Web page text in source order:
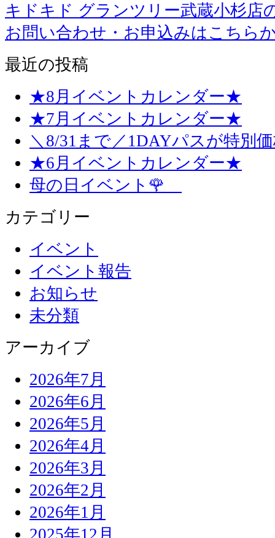
キドキド グランツリー武蔵小杉店
お問い合わせ・お申込みはこちら
最近の投稿
★8月イベントカレンダー★
★7月イベントカレンダー★
＼8/31まで／1DAYパスが特別
★6月イベントカレンダー★
母の日イベント🌹
カテゴリー
イベント
イベント報告
お知らせ
未分類
アーカイブ
2026年7月
2026年6月
2026年5月
2026年4月
2026年3月
2026年2月
2026年1月
2025年12月